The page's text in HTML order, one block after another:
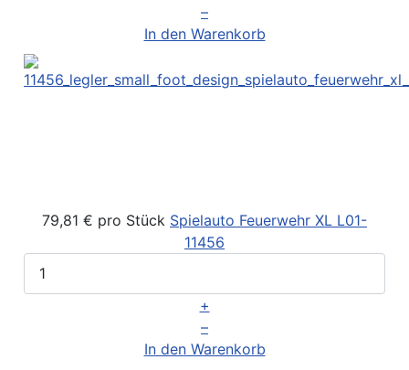
–
In den Warenkorb
79,81 € pro Stück Spielauto Feuerwehr XL L01-
11456
+
–
In den Warenkorb